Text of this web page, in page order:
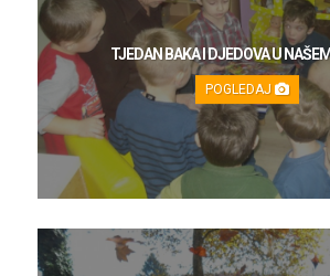
TJEDAN BAKA I DJEDOVA U
POGLEDAJ